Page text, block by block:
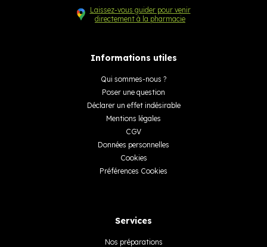
Laissez-vous guider pour venir
directement à la pharmacie
Informations utiles
Qui sommes-nous ?
Poser une question
Déclarer un effet indésirable
Mentions légales
CGV
Données personnelles
Cookies
Préférences Cookies
Services
Nos préparations